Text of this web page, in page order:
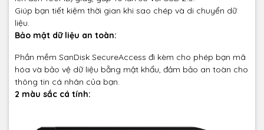
Giúp bạn tiết kiệm thời gian khi sao chép và di chuyển dữ
liệu.
Bảo mật dữ liệu an toàn:
Phần mềm SanDisk SecureAccess đi kèm cho phép bạn mã
hóa và bảo vệ dữ liệu bằng mật khẩu, đảm bảo an toàn cho
thông tin cá nhân của bạn.
2 màu sắc cá tính: